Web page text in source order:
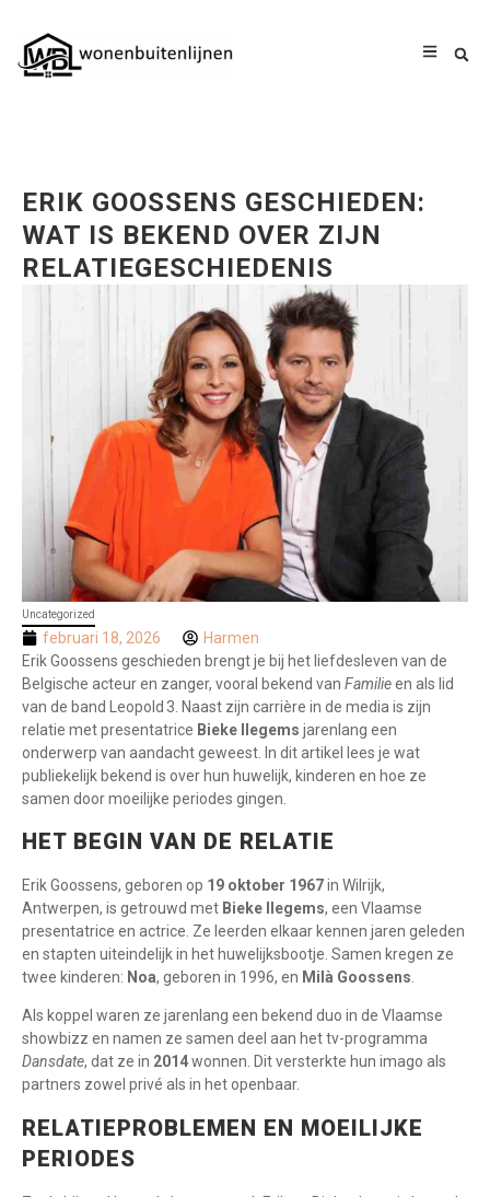
ERIK GOOSSENS GESCHIEDEN:
WAT IS BEKEND OVER ZIJN
RELATIEGESCHIEDENIS
Uncategorized
februari 18, 2026
Harmen
Erik Goossens geschieden brengt je bij het liefdesleven van de
Belgische acteur en zanger, vooral bekend van Familieen als lid
van de band Leopold 3. Naast zijn carrière in de media is zijn
relatie met presentatrice Bieke Ilegems jarenlang een
onderwerp van aandacht geweest. In dit artikel lees je wat
publiekelijk bekend is over hun huwelijk, kinderen en hoe ze
samen door moeilijke periodes gingen.
HET BEGIN VAN DE RELATIE
Erik Goossens, geboren op 19 oktober 1967in Wilrijk,
Antwerpen, is getrouwd met Bieke Ilegems, een Vlaamse
presentatrice en actrice. Ze leerden elkaar kennen jaren geleden
en stapten uiteindelijk in het huwelijksbootje. Samen kregen ze
twee kinderen: Noa, geboren in 1996, en Milà Goossens
Als koppel waren ze jarenlang een bekend duo in de Vlaamse
showbizz en namen ze samen deel aan het tv-programma
Dansdate, dat ze in 2014wonnen. Dit versterkte hun imago als
partners zowel privé als in het openbaar.
RELATIEPROBLEMEN EN MOEILIJKE
PERIODES